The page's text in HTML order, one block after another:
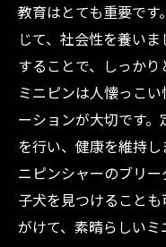
教育はとても重要で
じて、社会性を養い
することで、しっかり
ミニピンは人懐っこ
ーションが大切です
を行い、健康を維持
ニピンシャーのブリ
子犬を見つけること
がけて、素晴らしい